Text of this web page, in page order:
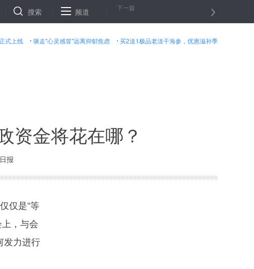
涨概率较大 黑救护车盘踞北京大医院 自称活人死人都能拉
搜索 频道 下一篇
式上线 驱走"心灵感冒"远离抑郁焦虑 买2送1极品老淡干海参，优惠滋补季
资金将花在哪？
报
仅是“等
，与会
发力进行